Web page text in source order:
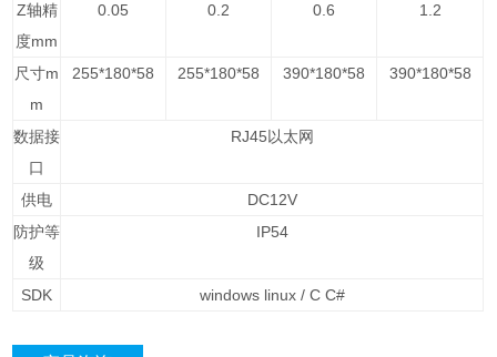
Z轴精
度mm
0.05 0.2 0.6 1.2
尺寸m
m
255*180*58 255*180*58 390*180*58 390*180*58
数据接
口
RJ45以太网
供电
DC12V
防护等
级
IP54
SDK windows linux / C C#